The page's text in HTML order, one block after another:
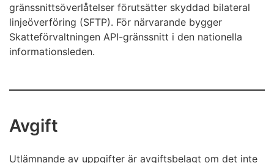
gränssnittsöverlåtelser förutsätter skyddad bilateral
linjeöverföring (SFTP). För närvarande bygger
Skatteförvaltningen API-gränssnitt i den nationella
informationsleden.
Avgift
Utlämnande av uppgifter är avgiftsbelagt om det inte